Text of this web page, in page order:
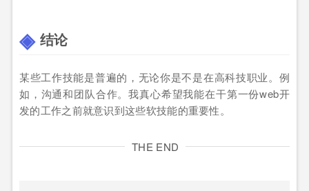
结论
某些工作技能是普遍的，无论你是不是在高科技职业。例
如，沟通和团队合作。我真心希望我能在干第一份web开
发的工作之前就意识到这些软技能的重要性。
THE END